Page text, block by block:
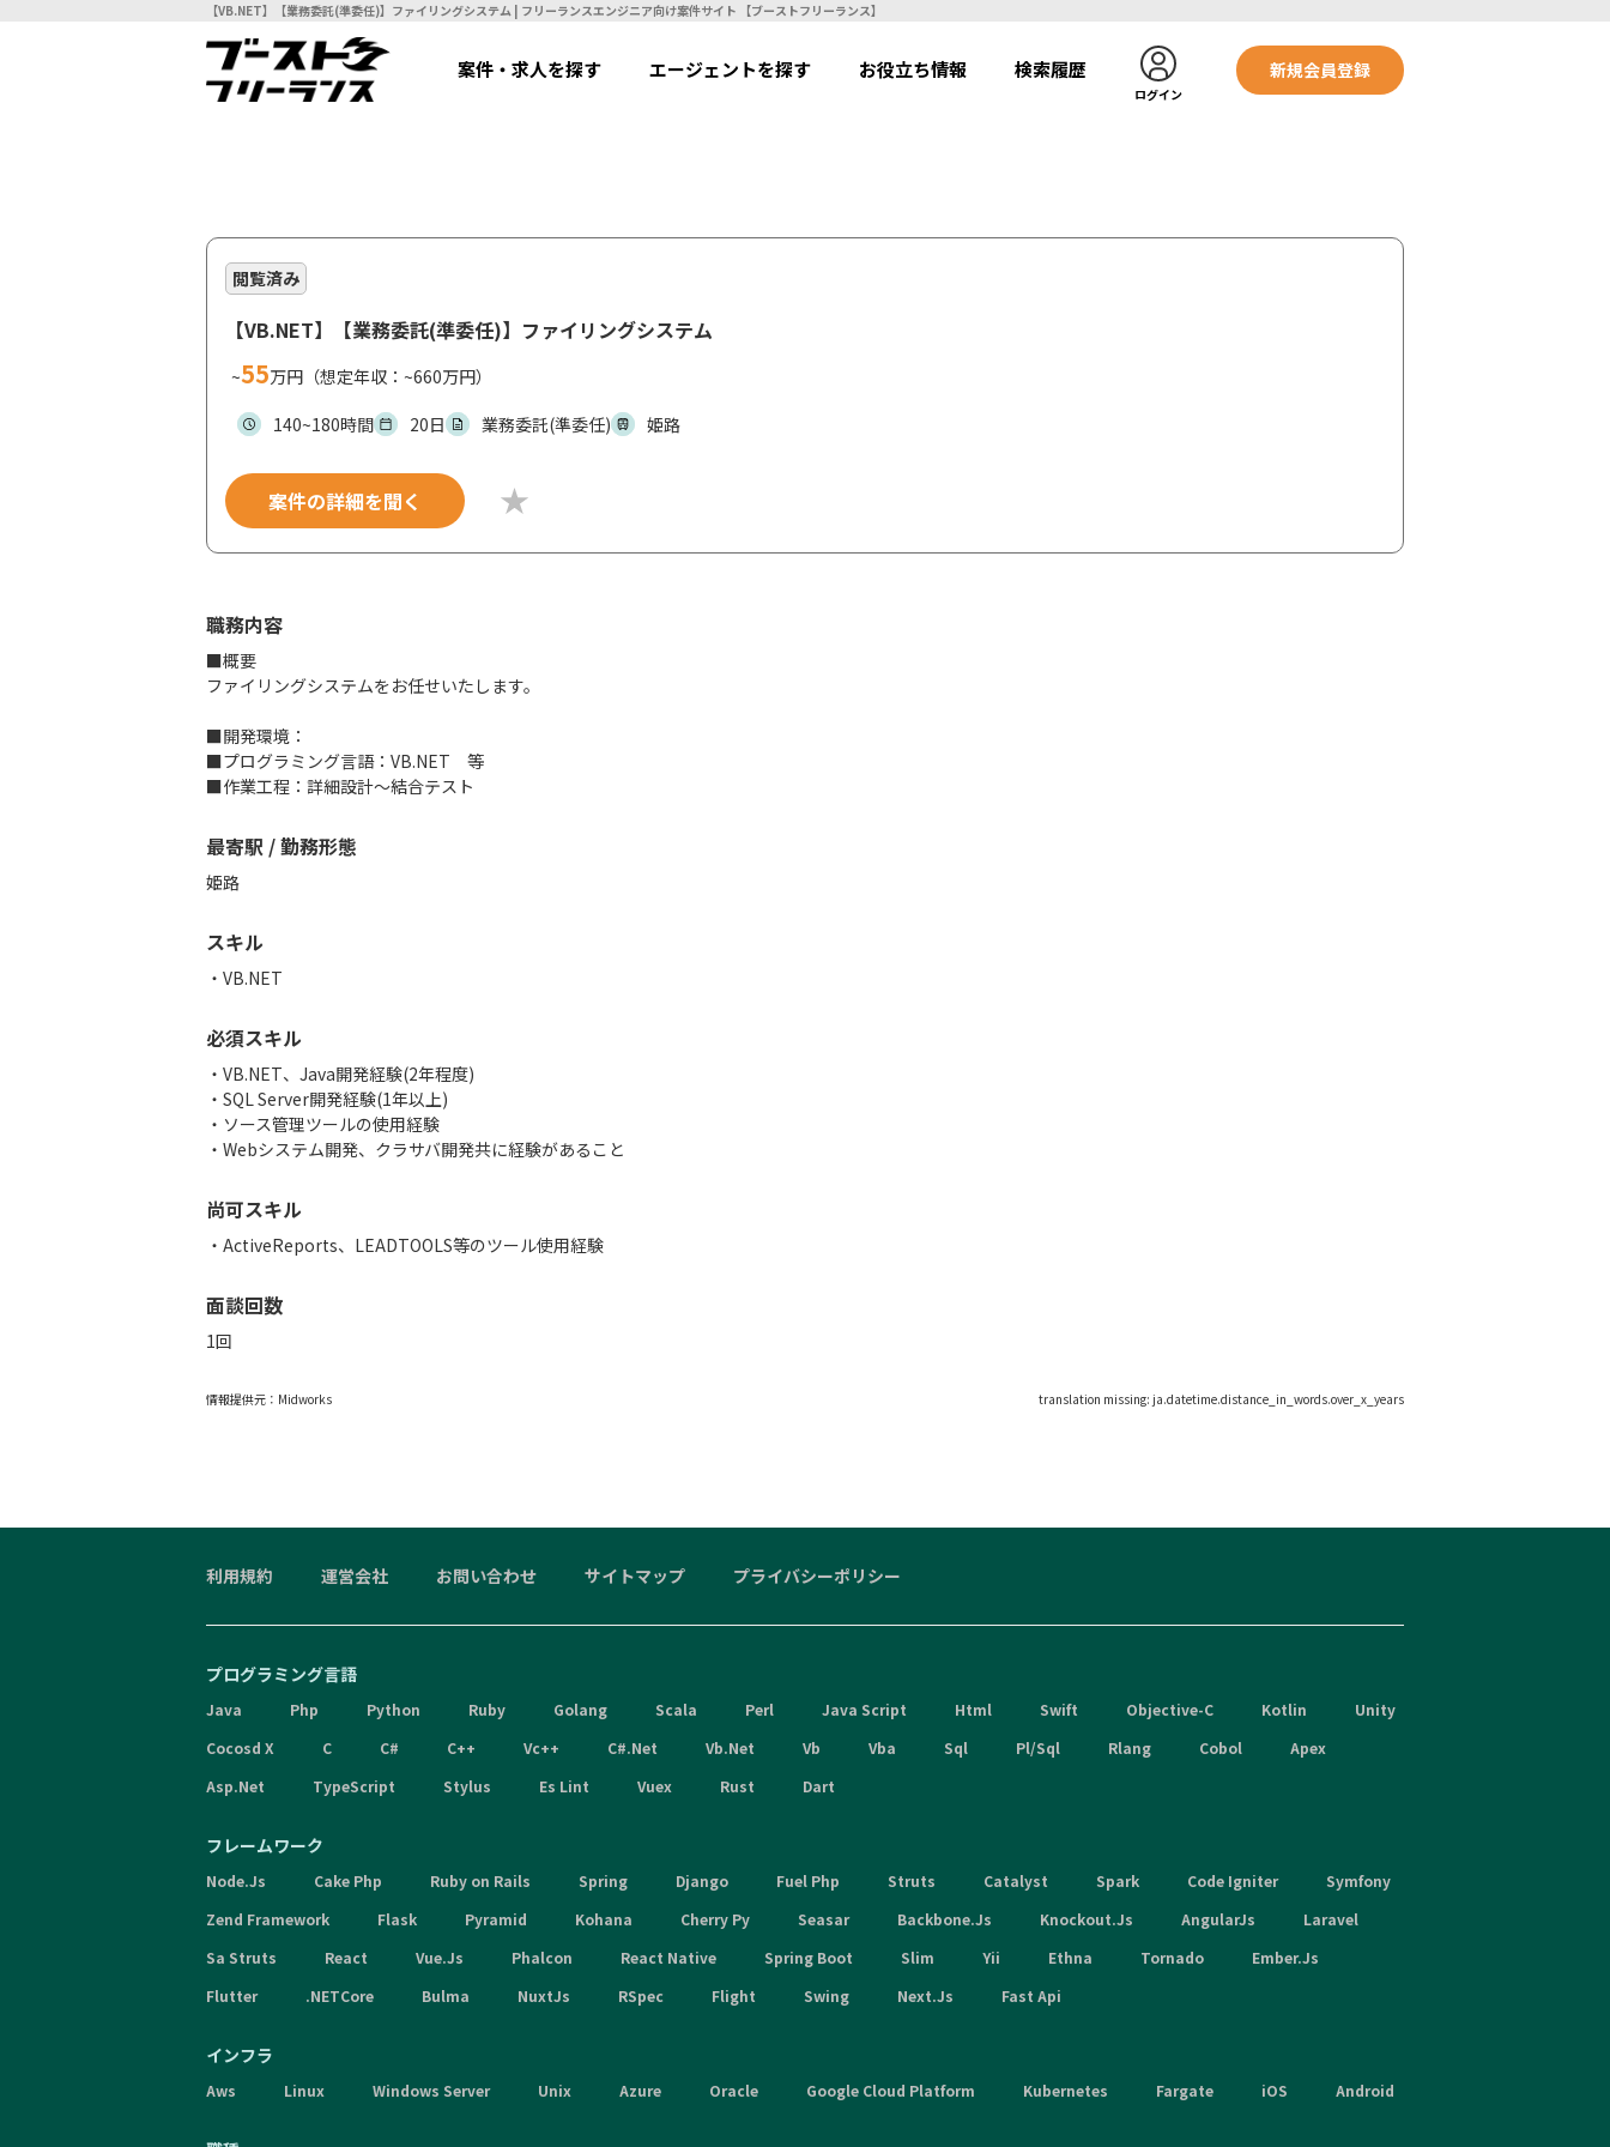
【VB.NET】【業務委託(準委任)】ファイリングシステム | フリーランスエンジニア向け案件サイト 【ブーストフリーランス】
案件・求人を探す エージェントを探す お役立ち情報 検索履歴
ログイン
新規会員登録
閲覧済み
【VB.NET】【業務委託(準委任)】ファイリングシステム
~55万円（想定年収：~660万円）
140~180時間
20日 業務委託(準委任) 姫路
案件の詳細を聞く
職務内容
■概要
ファイリングシステムをお任せいたします。
■開発環境：
■プログラミング言語：VB.NET 等
■作業工程：詳細設計～結合テスト
最寄駅 / 勤務形態
姫路
スキル
VB.NET
必須スキル
・VB.NET、Java開発経験(2年程度)
・SQL Server開発経験(1年以上)
・ソース管理ツールの使用経験
・Webシステム開発、クラサバ開発共に経験があること
尚可スキル
・ActiveReports、LEADTOOLS等のツール使用経験
面談回数
1回
情報提供元： Midworks translation missing: ja.datetime.distance_in_words.over_x_years
利用規約 運営会社 お問い合わせ サイトマップ プライバシーポリシー
プログラミング言語
Java Php Python Ruby Golang Scala Perl Java Script Html Swift Objective-C Kotlin
Unity
Cocosd X
C C# C++ Vc++ C#.Net Vb.Net Vb Vba Sql Pl/Sql Rlang Cobol
Apex
Asp.Net
TypeScript Stylus Es Lint Vuex Rust Dart
フレームワーク
Node.Js Cake Php Ruby on Rails Spring Django Fuel Php Struts Catalyst Spark Code Igniter
Symfony
Zend Framework
Flask Pyramid Kohana Cherry Py Seasar Backbone.Js Knockout.Js AngularJs
Laravel
Sa Struts
React Vue.Js Phalcon React Native Spring Boot Slim Yii Ethna Tornado
Ember.Js
Flutter
.NETCore Bulma NuxtJs RSpec Flight Swing Next.Js Fast Api
インフラ
Aws Linux Windows Server Unix Azure Oracle Google Cloud Platform Kubernetes Fargate iOS Android